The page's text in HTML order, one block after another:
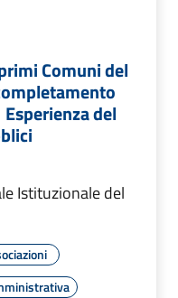
Comuni del
del
Istituzionale del